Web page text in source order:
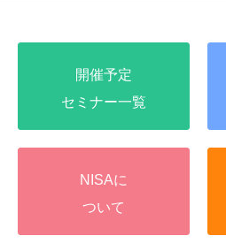
開催予定
セミナー一覧
NISAに
ついて